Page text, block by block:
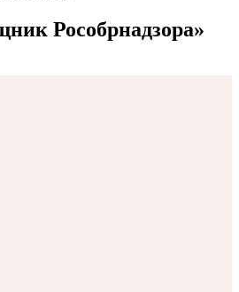
Рособрнадзора»